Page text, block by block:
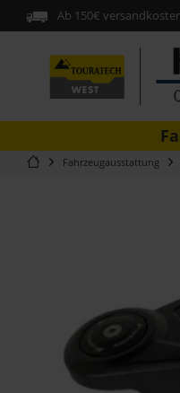
Ab 150€
Fahrzeugausstattung